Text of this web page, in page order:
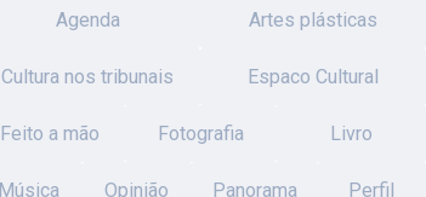
Agenda Artes plásticas
Cultura nos tribunais Espaco Cultural
Feito a mão Fotografia Livro
Música Opinião Panorama Perfil